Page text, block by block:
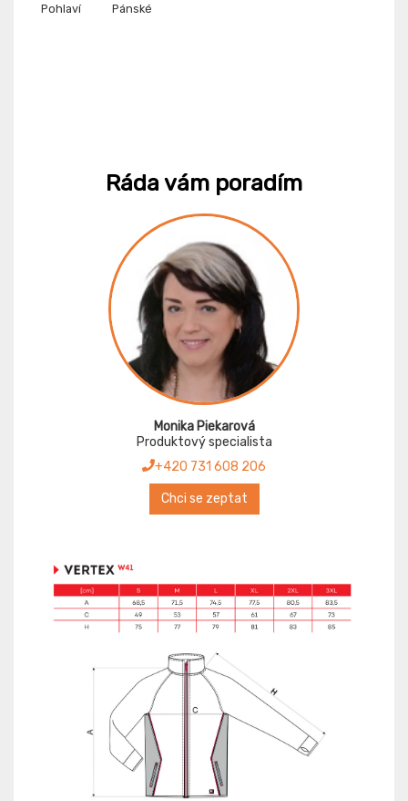
Pohlaví Pánské
Ráda vám poradím
Monika Piekarová
Produktový specialista
+420 731 608 206
Chci se zeptat